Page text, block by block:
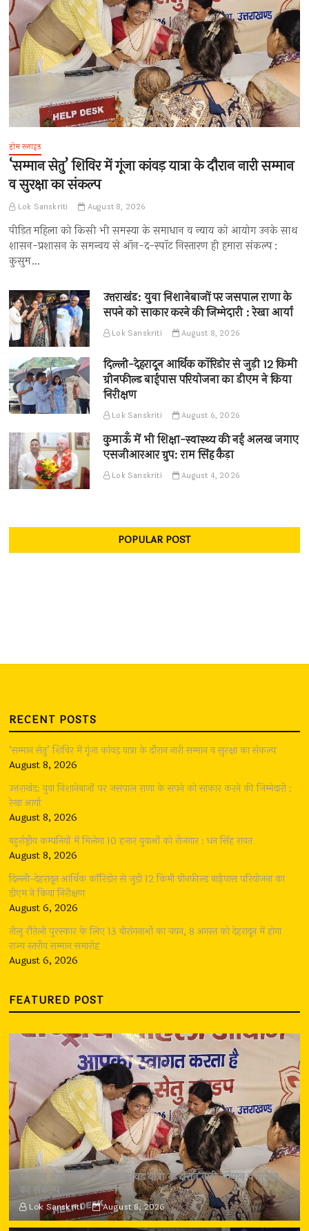
होम स्लाइड
‘सम्मान सेतु’ शिविर में गूंजा कांवड़ यात्रा के दौरान नारी सम्मान
व सुरक्षा का संकल्प
Lok Sanskriti August 8, 2026
पीड़ित महिला को किसी भी समस्या के समाधान व न्याय को आयोग उनके साथ
शासन-प्रशासन के समन्वय से ऑन-द-स्पॉट निस्तारण ही हमारा संकल्प :
कुसुम…
उत्तराखंड: युवा निशानेबाजों पर जसपाल राणा के
सपने को साकार करने की जिम्मेदारी : रेखा आर्या
Lok Sanskriti August 8, 2026
दिल्ली-देहरादून आर्थिक कॉरिडोर से जुड़ी 12 किमी
ग्रीनफील्ड बाईपास परियोजना का डीएम ने किया
निरीक्षण
Lok Sanskriti August 6, 2026
कुमाऊँ में भी शिक्षा-स्वास्थ्य की नई अलख जगाए
एसजीआरआर ग्रुप: राम सिंह कैड़ा
Lok Sanskriti August 4, 2026
POPULAR POST
RECENT POSTS
‘सम्मान सेतु’ शिविर में गूंजा कांवड़ यात्रा के दौरान नारी सम्मान व सुरक्षा का संकल्प
August 8, 2026
उत्तराखंड: युवा निशानेबाजों पर जसपाल राणा के सपने को साकार करने की जिम्मेदारी :
रेखा आर्या
August 8, 2026
बहुर्राष्ट्रीय कम्पनियों में मिलेगा 10 हजार युवाओं को रोजगार : धन सिंह रावत
August 8, 2026
दिल्ली-देहरादून आर्थिक कॉरिडोर से जुड़ी 12 किमी ग्रीनफील्ड बाईपास परियोजना का
डीएम ने किया निरीक्षण
August 6, 2026
तीलू रौतेली पुरस्कार के लिए 13 वीरांगनाओं का चयन, 8 अगस्त को देहरादून में होगा
राज्य स्तरीय सम्मान समारोह
August 6, 2026
FEATURED POST
‘सम्मान सेतु’ शिविर में गूंजा कांवड़ यात्रा के दौरान नारी सम्मान व सुरक्षा
का संकल्प
Lok Sanskriti August 8, 2026